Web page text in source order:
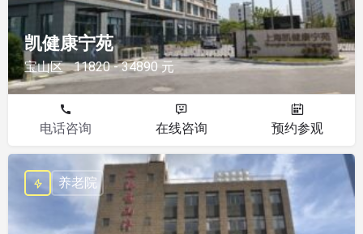
凯健康宁苑
宝山区 11820 - 34890 元
电话咨询 在线咨询 预约参观
养老院